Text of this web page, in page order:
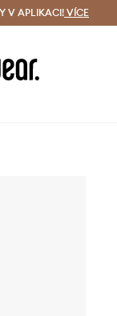
i do 24 h
V APLIKACI! VÍCE